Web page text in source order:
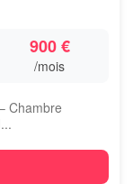
900 €
/mois
Chambre